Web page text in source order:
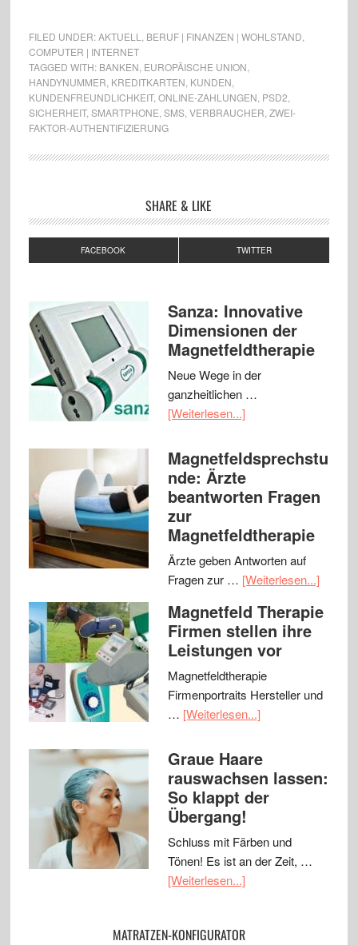
FILED UNDER:AKTUELL BERUF | FINANZEN | WOHLSTAND
COMPUTER | INTERNET
TAGGED WITH: BANKEN EUROPÄISCHE UNION
HANDYNUMMER KREDITKARTEN KUNDEN
KUNDENFREUNDLICHKEIT, ONLINE-ZAHLUNGEN PSD2
SICHERHEIT, SMARTPHONE SMS, VERBRAUCHER ZWEI-
FAKTOR-AUTHENTIFIZIERUNG
SHARE & LIKE
FACEBOOK TWITTER
Sanza: Innovative
Dimensionen der
Magnetfeldtherapie
Neue Wege in der
ganzheitlichen …
[Weiterlesen...]
Magnetfeldsprechstu
nde: Ärzte
beantworten Fragen
zur
Magnetfeldtherapie
Ärzte geben Antworten auf
Fragen zur … [Weiterlesen...]
Magnetfeld Therapie
Firmen stellen ihre
Leistungen vor
Magnetfeldtherapie
Firmenportraits Hersteller und
… [Weiterlesen...]
Graue Haare
rauswachsen lassen:
So klappt der
Übergang!
Schluss mit Färben und
Tönen! Es ist an der Zeit, …
[Weiterlesen...]
MATRATZEN-KONFIGURATOR